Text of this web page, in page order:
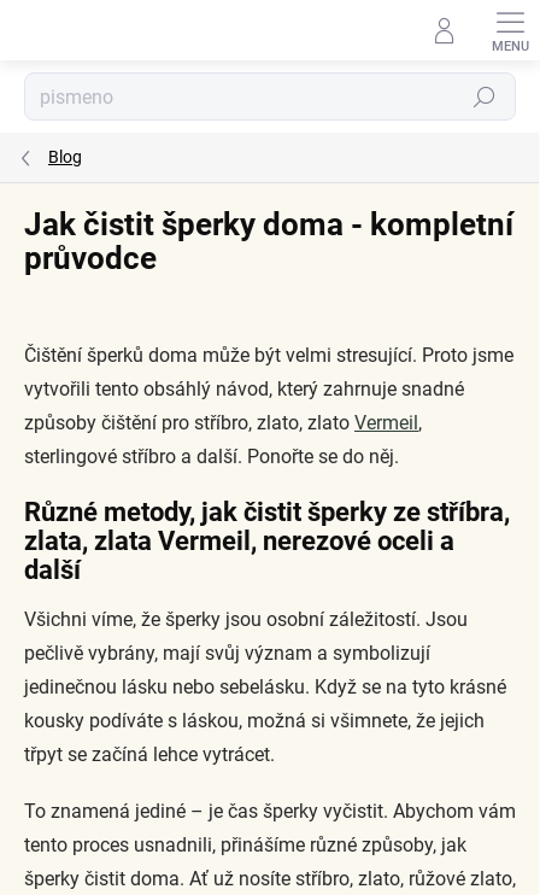
Hledat
Blog
Jak čistit šperky doma - kompletní
průvodce
Čištění šperků doma může být velmi stresující. Proto jsme
vytvořili tento obsáhlý návod, který zahrnuje snadné
způsoby čištění pro stříbro, zlato, zlato Vermeil,
sterlingové stříbro a další. Ponořte se do něj.
Různé metody, jak čistit šperky ze stříbra,
zlata, zlata Vermeil, nerezové oceli a
další
Všichni víme, že šperky jsou osobní záležitostí. Jsou
pečlivě vybrány, mají svůj význam a symbolizují
jedinečnou lásku nebo sebelásku. Když se na tyto krásné
kousky podíváte s láskou, možná si všimnete, že jejich
třpyt se začíná lehce vytrácet.
To znamená jediné – je čas šperky vyčistit. Abychom vám
tento proces usnadnili, přinášíme různé způsoby, jak
šperky čistit doma. Ať už nosíte stříbro, zlato, růžové zlato,